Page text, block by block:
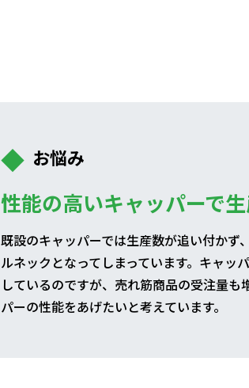
お悩み
性能の高いキャッパーで
既設のキャッパーでは生産数が追い付かず
ルネックとなってしまっています。キャッ
しているのですが、売れ筋商品の受注量も
パーの性能をあげたいと考えています。